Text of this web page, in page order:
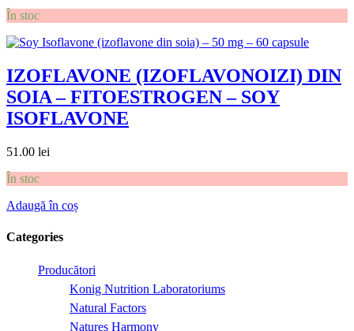
În stoc
IZOFLAVONE (IZOFLAVONOIZI) DIN
SOIA – FITOESTROGEN – SOY
ISOFLAVONE
51.00 lei
În stoc
Adaugă în coș
Categories
Producători
Konig Nutrition Laboratoriums
Natural Factors
Natures Harmony